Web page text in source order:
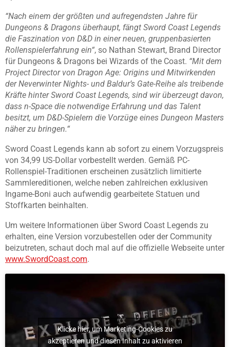
“Nach einem der größten und aufregendsten Jahre für
Dungeons & Dragons überhaupt, fängt Sword Coast Legends
die Faszination von D&D in einer neuen, gruppenbasierten
Rollenspielerfahrung ein“, so Nathan Stewart, Brand Director
für Dungeons & Dragons bei Wizards of the Coast. “Mit dem
Project Director von Dragon Age: Origins und Mitwirkenden
der Neverwinter Nights- und Baldur’s Gate-Reihe als treibende
Kräfte hinter Sword Coast Legends, sind wir überzeugt davon,
dass n-Space die notwendige Erfahrung und das Talent
besitzt, um D&D-Spielern die Vorzüge eines Dungeon Masters
näher zu bringen.“
Sword Coast Legends kann ab sofort zu einem Vorzugspreis
von 34,99 US-Dollar vorbestellt werden. Gemäß PC-
Rollenspiel-Traditionen erscheinen zusätzlich limitierte
Sammlereditionen, welche neben zahlreichen exklusiven
Ingame-Boni auch aufwendig gearbeitete Statuen und
Stoffkarten beinhalten.
Um weitere Informationen über Sword Coast Legends zu
erhalten, eine Version vorzubestellen oder der Community
beizutreten, schaut doch mal auf die offizielle Webseite unter
www.SwordCoast.com.
Klicke hier, um Marketing-Cookies zu
akzeptieren und diesen Inhalt zu aktivieren